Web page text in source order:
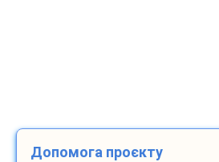
Допомога проєкту